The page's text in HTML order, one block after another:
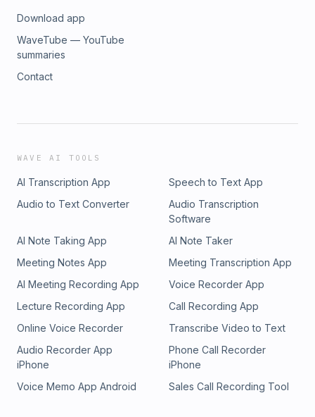
Download app
WaveTube — YouTube
summaries
Contact
WAVE AI TOOLS
AI Transcription App
Speech to Text App
Audio to Text Converter
Audio Transcription
Software
AI Note Taking App
AI Note Taker
Meeting Notes App
Meeting Transcription App
AI Meeting Recording App
Voice Recorder App
Lecture Recording App
Call Recording App
Online Voice Recorder
Transcribe Video to Text
Audio Recorder App
iPhone
Phone Call Recorder
iPhone
Voice Memo App Android
Sales Call Recording Tool